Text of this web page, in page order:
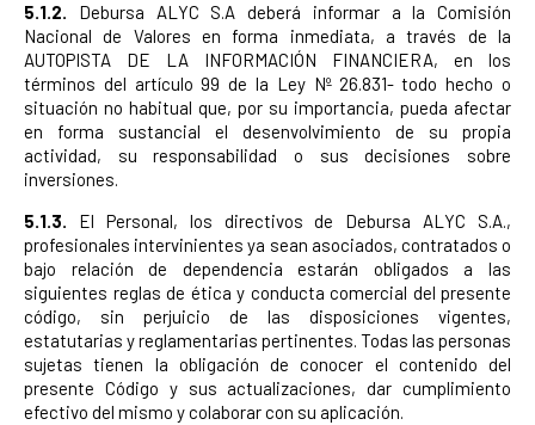
5.1.2. Debursa ALYC S.A deberá informar a la Comisión
Nacional de Valores en forma inmediata, a través de la
AUTOPISTA DE LA INFORMACIÓN FINANCIERA, en los
términos del artículo 99 de la Ley Nº 26.831- todo hecho o
situación no habitual que, por su importancia, pueda afectar
en forma sustancial el desenvolvimiento de su propia
actividad, su responsabilidad o sus decisiones sobre
inversiones.
5.1.3. El Personal, los directivos de Debursa ALYC S.A.,
profesionales intervinientes ya sean asociados, contratados o
bajo relación de dependencia estarán obligados a las
siguientes reglas de ética y conducta comercial del presente
código, sin perjuicio de las disposiciones vigentes,
estatutarias y reglamentarias pertinentes. Todas las personas
sujetas tienen la obligación de conocer el contenido del
presente Código y sus actualizaciones, dar cumplimiento
efectivo del mismo y colaborar con su aplicación.